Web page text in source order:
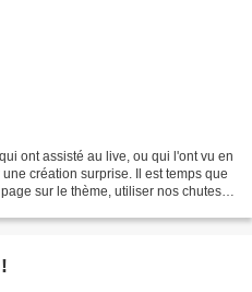
ont assisté au live, ou qui l'ont vu en
création surprise. Il est temps que
sur le thème, utiliser nos chutes